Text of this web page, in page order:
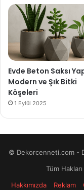
Evde Beton Saksı
Modern ve Şık Bitki
Köşeleri
1 Eylül 2025
© Dekorcenneti.com -
Tüm
Hakkımızda
Reklam